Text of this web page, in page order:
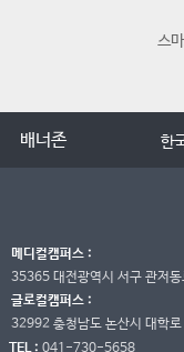
스
배너존 한
메디컬캠퍼스 :
35365 대전광역시 서구 관저
글로컬캠퍼스 :
32992 충청남도 논산시 대학
TEL : 041-730-5658